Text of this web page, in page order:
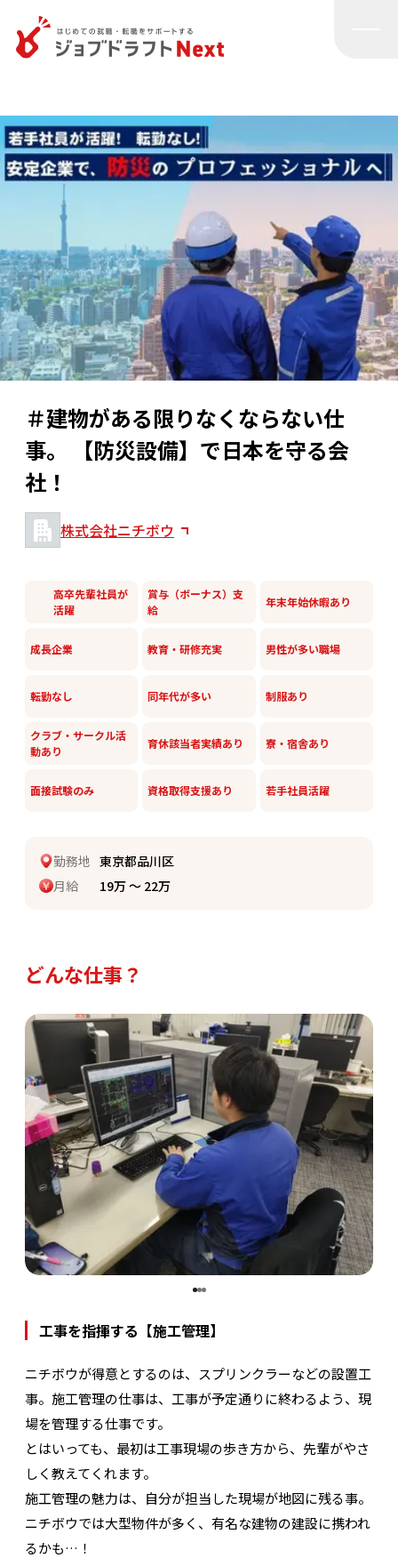
＃建物がある限りなくならない仕
事。 【防災設備】で日本を守る会
社！
株式会社ニチボウ
どんな仕事？
工事を指揮する【施工管理】
ニチボウが得意とするのは、スプリンクラーなどの設置工
事。施工管理の仕事は、工事が予定通りに終わるよう、現
場を管理する仕事です。
とはいっても、最初は工事現場の歩き方から、先輩がやさ
しく教えてくれます。
施工管理の魅力は、自分が担当した現場が地図に残る事。
ニチボウでは大型物件が多く、有名な建物の建設に携われ
るかも…！
勤務地 東京都品川区
月給
19万 〜 22万
高卒先輩社員が
活躍
賞与（ボーナス）支
給
年末年始休暇あり
成長企業 教育・研修充実 男性が多い職場
転勤なし 同年代が多い 制服あり
クラブ・サークル活
動あり
育休該当者実績あり 寮・宿舎あり
面接試験のみ 資格取得支援あり 若手社員活躍